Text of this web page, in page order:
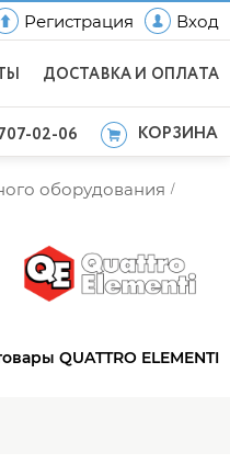
Регистрация Вход
ДОСТАВКА И ОПЛАТА
02-06 КОРЗИНА
оборудования /
QUATTRO ELEMENTI